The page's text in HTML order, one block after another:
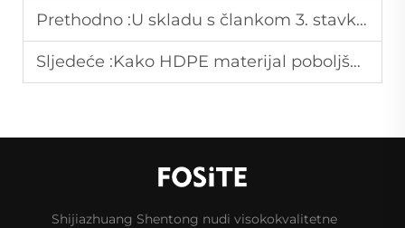
Prethodno :U skladu s člankom 3. stavkom 2.
Sljedeće :Kako HDPE materijal poboljšava izdržljivost cijevi?
Shijiazhuang Shentong nudi visokokvalitetne